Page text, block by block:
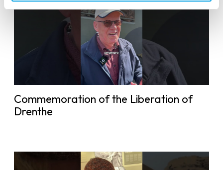
Commemoration of the Liberation of
Drenthe